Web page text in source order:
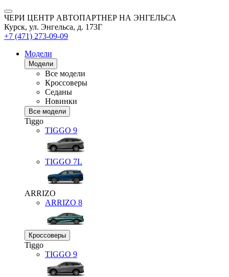
ЧЕРИ ЦЕНТР АВТОПАРТНЕР НА ЭНГЕЛЬСА
Курск, ул. Энгельса, д. 173Г
+7 (471) 273-09-09
Модели
Модели
Все модели
Кроссоверы
Седаны
Новинки
Все модели
Tiggo
TIGGO 9
TIGGO 7L
ARRIZO
ARRIZO 8
Кроссоверы
Tiggo
TIGGO 9